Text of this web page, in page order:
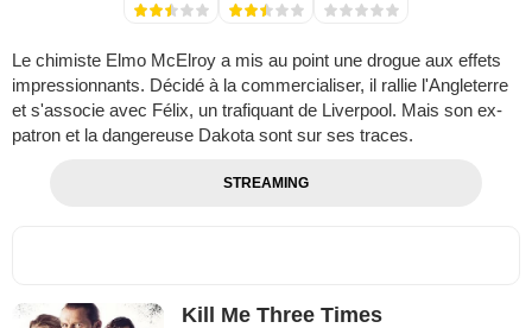
Le chimiste Elmo McElroy a mis au point une drogue aux effets
impressionnants. Décidé à la commercialiser, il rallie l'Angleterre
et s'associe avec Félix, un trafiquant de Liverpool. Mais son ex-
patron et la dangereuse Dakota sont sur ses traces.
STREAMING
Kill Me Three Times